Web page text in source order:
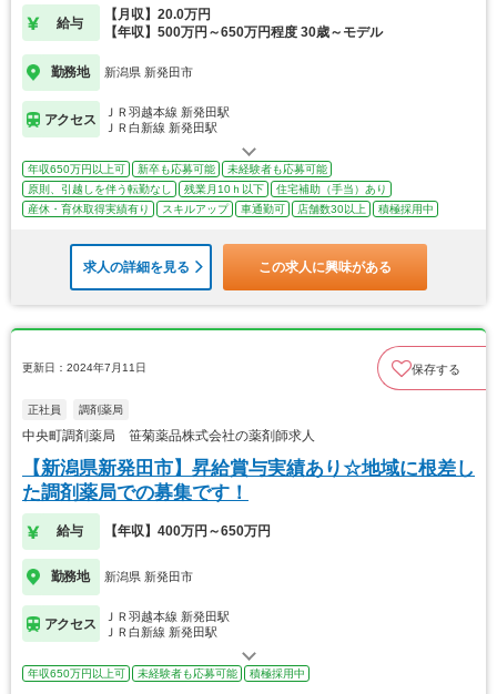
給与
【月収】20.0万円
【年収】500万円～650万円程度 30歳～モデル
勤務地 新潟県 新発田市
アクセス
ＪＲ羽越本線 新発田駅
ＪＲ白新線 新発田駅
年収650万円以上可 新卒も応募可能
未経験者も応募可能
原則、引越しを伴う転勤なし
残業月10ｈ以下
住宅補助（手当）あり
産休・育休取得実績有り
スキルアップ 車通勤可 店舗数30以上 積極採用中
求人の詳細を見る この求人に興味がある
更新日：2024年7月11日 保存する
正社員 調剤薬局
中央町調剤薬局 笹菊薬品株式会社の薬剤師求人
【新潟県新発田市】昇給賞与実績あり☆地域に根差し
た調剤薬局での募集です！
給与 【年収】400万円～650万円
勤務地 新潟県 新発田市
アクセス
ＪＲ羽越本線 新発田駅
ＪＲ白新線 新発田駅
年収650万円以上可 未経験者も応募可能 積極採用中